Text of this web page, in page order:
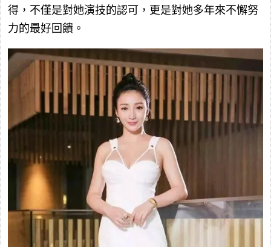
得，不僅是對她演技的認可，更是對她多年來不懈努
力的最好回饋。